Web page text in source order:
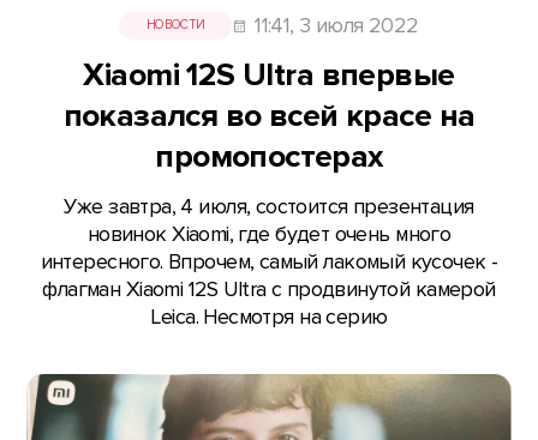
НОВОСТИ 11:41, 3 июля 2022
Xiaomi 12S Ultra впервые
показался во всей красе на
промопостерах
Уже завтра, 4 июля, состоится презентация
новинок Xiaomi, где будет очень много
интересного. Впрочем, самый лакомый кусочек -
флагман Xiaomi 12S Ultra с продвинутой камерой
Leica. Несмотря на серию